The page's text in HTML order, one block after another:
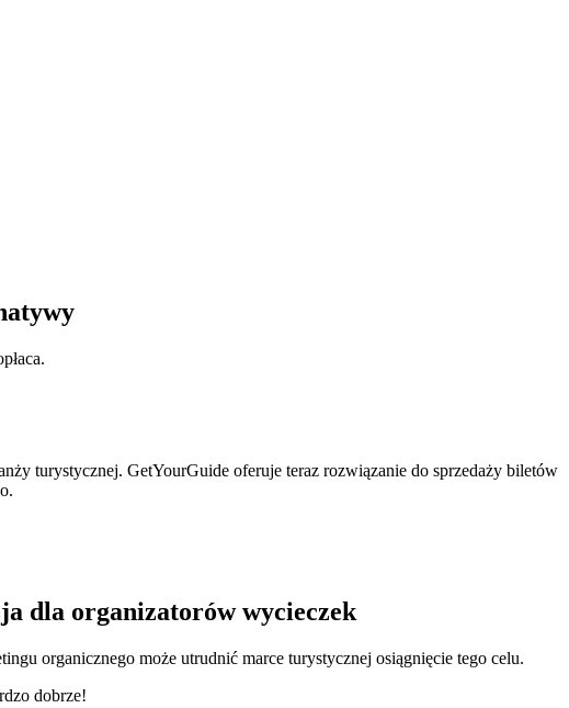
turystycznej. GetYourGuide oferuje teraz rozwiązanie do sprzedaży biletów
dla organizatorów wycieczek
organicznego może utrudnić marce turystycznej osiągnięcie tego celu.
dobrze!